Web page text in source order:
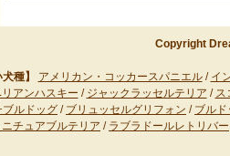
Copyright
種】 アメリカン・コッカースパニエル/ イ
リアンハスキー / ジャックラッセルテリア / ス
ブルドッグ / ブリュッセルグリフォン / ブルド
ニチュアブルテリア / ラブラドールレトリバー